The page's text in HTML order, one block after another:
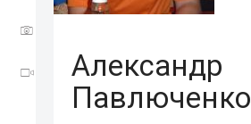
ВИДЕО
Александр
Павлюченко